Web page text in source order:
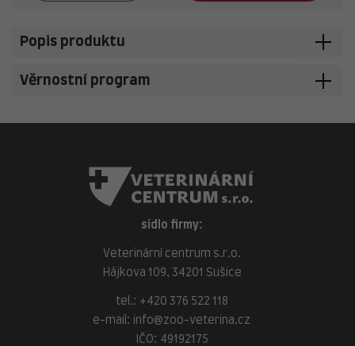
Popis produktu
Věrnostní program
sídlo firmy:
Veterinární centrum s.r.o.
Hájkova 109, 34201 Sušice
tel.: +420 376 522 118
e-mail:
info@zoo-veterina.cz
IČO: 49192175